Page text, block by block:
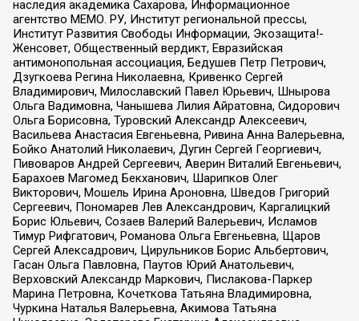
наследия академика Сахарова, Информационное
агентство МЕМО. РУ, Институт региональной прессы,
Институт Развития Свободы Информации, Экозащита!-
Женсовет, Общественный вердикт, Евразийская
антимонопольная ассоциация, Бедушев Петр Петрович,
Дзугкоева Регина Николаевна, Кривенко Сергей
Владимирович, Милославский Павел Юрьевич, Шнырова
Ольга Вадимовна, Чанышева Лилия Айратовна, Сидорович
Ольга Борисовна, Туровский Александр Алексеевич,
Васильева Анастасия Евгеньевна, Ривина Анна Валерьевна,
Бойко Анатолий Николаевич, Дугин Сергей Георгиевич,
Пивоваров Андрей Сергеевич, Аверин Виталий Евгеньевич,
Барахоев Магомед Бекханович, Шарипков Олег
Викторович, Мошель Ирина Ароновна, Шведов Григорий
Сергеевич, Пономарев Лев Александрович, Каргалицкий
Борис Юльевич, Созаев Валерий Валерьевич, Исламов
Тимур Рифгатович, Романова Ольга Евгеньевна, Щаров
Сергей Алексадрович, Цирульников Борис Альбертович,
Гасан Ольга Павловна, Паутов Юрий Анатольевич,
Верховский Александр Маркович, Пислакова-Паркер
Марина Петровна, Кочеткова Татьяна Владимировна,
Чуркина Наталья Валерьевна, Акимова Татьяна